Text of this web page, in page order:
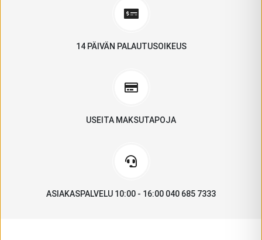
14 PÄIVÄN PALAUTUSOIKEUS
USEITA MAKSUTAPOJA
ASIAKASPALVELU 10:00 - 16:00 040 685 7333